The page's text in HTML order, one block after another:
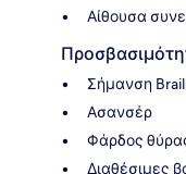
Αίθουσα
Σήμανση
Ασανσέρ
Φάρδος
Διαθέσιμες